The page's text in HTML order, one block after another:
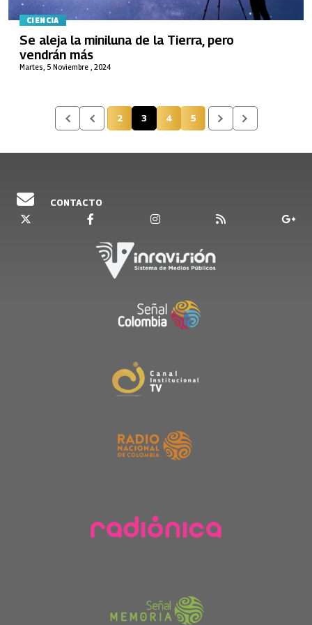
CIENCIA
Martes, 5 Noviembre , 2024
Se aleja la miniluna de la Tierra, pero
vendrán más
Página
2 Página actual
3 Página
4 Página
5
CONTACTO